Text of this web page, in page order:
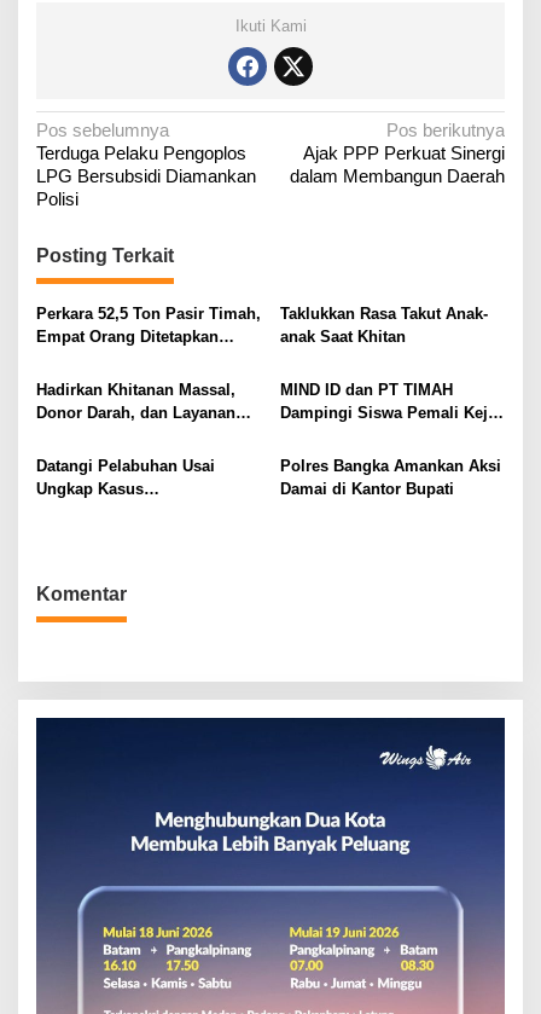
Ikuti Kami
N
a
v
g
a
s
i
p
o
Pos sebelumnya
Terduga Pelaku Pengoplos
LPG Bersubsidi Diamankan
Polisi
Pos berikutnya
Ajak PPP Perkuat Sinergi
dalam Membangun Daerah
Posting Terkait
Perkara 52,5 Ton Pasir Timah,
Empat Orang Ditetapkan
Taklukkan Rasa Takut Anak-
anak Saat Khitan
Hadirkan Khitanan Massal,
Donor Darah, dan Layanan
MIND ID dan PT TIMAH
Dampingi Siswa Pemali Kejar
Datangi Pelabuhan Usai
Ungkap Kasus
Polres Bangka Amankan Aksi
Damai di Kantor Bupati
Komentar